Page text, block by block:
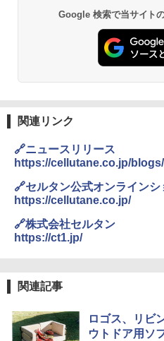
Google 検索で当サイト
関連リンク
🔗ニュースリリース
https://cellutane.co.jp/
🔗セルタン公式オンラインシ
https://cellutane.co.jp/
🔗株式会社セルタン
https://ct1.jp/
関連記事
ロゴス、リビ
ウトドア用ソ